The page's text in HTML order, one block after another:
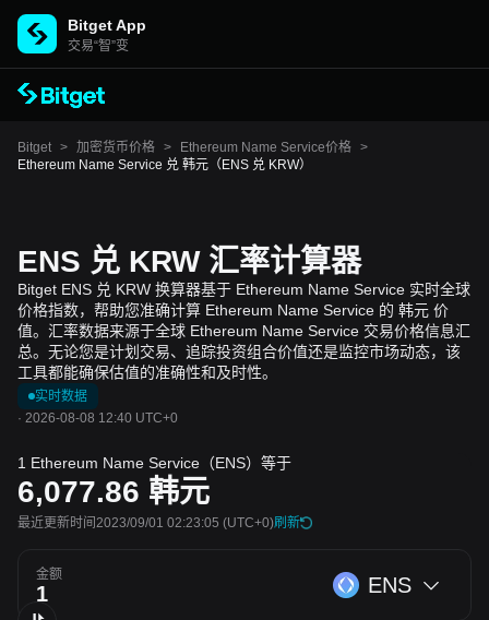
Bitget App
交易“智”变
Bitget > 加密货币价格 > Ethereum Name Service价格 >
Ethereum Name Service 兑 韩元（ENS 兑 KRW）
ENS 兑 KRW 汇率计算器
Bitget ENS 兑 KRW 换算器基于 Ethereum Name Service 实时全球
价格指数，帮助您准确计算 Ethereum Name Service 的 韩元 价
值。汇率数据来源于全球 Ethereum Name Service 交易价格信息汇
总。无论您是计划交易、追踪投资组合价值还是监控市场动态，该
工具都能确保估值的准确性和及时性。
实时数据
· 2026-08-08 12:40 UTC+0
1 Ethereum Name Service（ENS）等于
6,077.86 韩元
最近更新时间2023/09/01 02:23:05 (UTC+0)刷新
金额 ENS